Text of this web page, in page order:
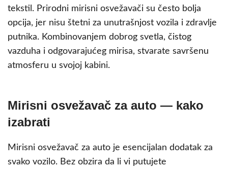
tekstil. Prirodni mirisni osvežavači su često bolja
opcija, jer nisu štetni za unutrašnjost vozila i zdravlje
putnika. Kombinovanjem dobrog svetla, čistog
vazduha i odgovarajućeg mirisa, stvarate savršenu
atmosferu u svojoj kabini.
Mirisni osvežavač za auto — kako
izabrati
Mirisni osvežavač za auto je esencijalan dodatak za
svako vozilo. Bez obzira da li vi putujete